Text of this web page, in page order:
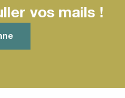
vos mails !